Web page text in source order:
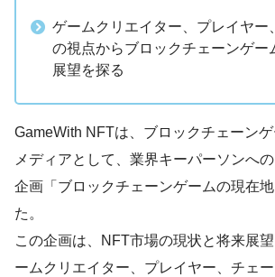
ゲームクリエイター、プレイヤー
の視点からブロックチェーンゲー
展望を探る
GameWith NFTは、ブロックチェーン
メディアとして、業界キーパーソンへ
企画「ブロックチェーンゲームの現在
た。
この企画は、NFT市場の現状と将来展
ームクリエイター、プレイヤー、チェ